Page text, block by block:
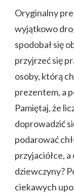
Oryginalny
wyjątkowo
spodobał się
przyjrzeć się
osoby, którą
prezentem, a
Pamiętaj, że
doprowadzić
podarować
przyjaciółce,
dziewczyny?
ciekawych